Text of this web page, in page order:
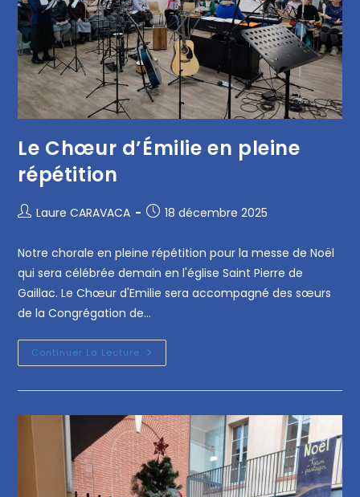
Le Chœur d’Émilie en pleine
répétition
Laure CARAVACA 18 décembre 2025
Notre chorale en pleine répétition pour la messe de Noël
qui sera célébrée demain en l'église Saint Pierre de
Gaillac. Le Chœur d'Emilie sera accompagné des sœurs
de la Congrégation de…
Continuer La Lecture